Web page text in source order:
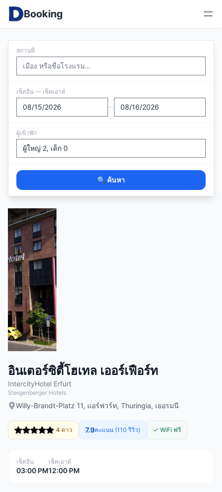
Booking
สถานที่
เช็คอิน — เช็คเอาต์
—
ผู้เข้าพัก
🔍 ค้นหา
อินเตอร์ซิตี้โฮเทล เออร์เฟือร์ท
IntercityHotel Erfurt
Steigenberger Hotels
Willy-Brandt-Platz 11, แอร์ฟวร์ท, Thuringia, เยอรมนี
4 ดาว 7.9คะแนน (110 รีวิว) ✓ WiFi ฟรี
เช็คอิน
03:00 PM
เช็คเอาต์
12:00 PM